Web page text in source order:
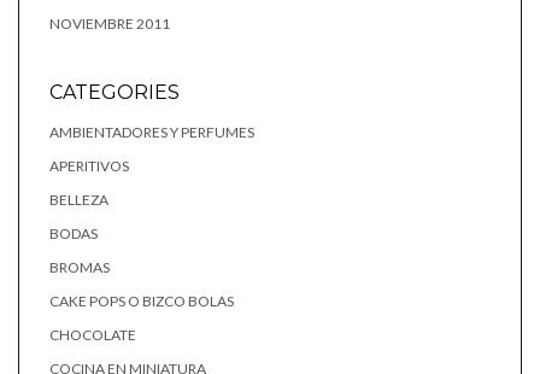
NOVIEMBRE 2011
CATEGORIES
AMBIENTADORES Y PERFUMES
APERITIVOS
BELLEZA
BODAS
BROMAS
CAKE POPS O BIZCO BOLAS
CHOCOLATE
COCINA EN MINIATURA